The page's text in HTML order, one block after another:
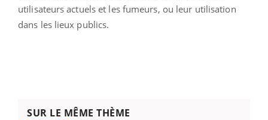
utilisateurs actuels et les fumeurs, ou leur utilisation
dans les lieux publics.
SUR LE MÊME THÈME